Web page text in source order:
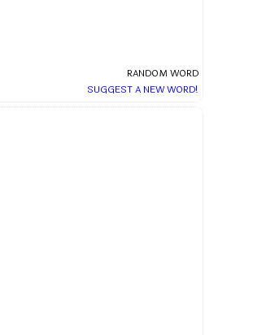
RANDOM WORD
SUGGEST A NEW WORD!